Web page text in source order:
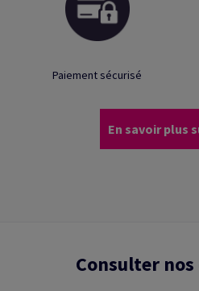
Paiement sécurisé
En savoir plus
Consulter